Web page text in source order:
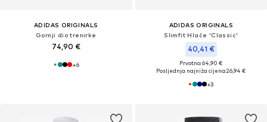
ADIDAS ORIGINALS
Gornji dio trenirke
74,90 €
+6
ADIDAS ORIGINALS
Slimfit Hlače 'Classic'
40,41 €
Prvotno: 64,90 €
Posljednja najniža cijena:26,94 €
+3